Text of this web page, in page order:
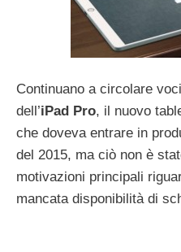
Continuano a circolare
dell’iPad Pro, il nuovo
che doveva entrare in
del 2015, ma ciò non è
motivazioni principali
mancata disponibilità di